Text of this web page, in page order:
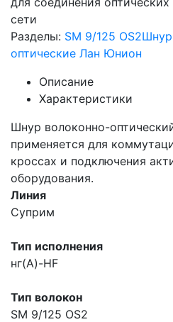
сети
Разделы: SM 9/125 OS2
оптические Лан Юнион
Описание
Характеристики
Шнур волоконно-
применяется для
кроссах и подключения
оборудования.
Линия
Суприм
Тип исполнения
нг(A)-HF
Тип волокон
SM 9/125 OS2